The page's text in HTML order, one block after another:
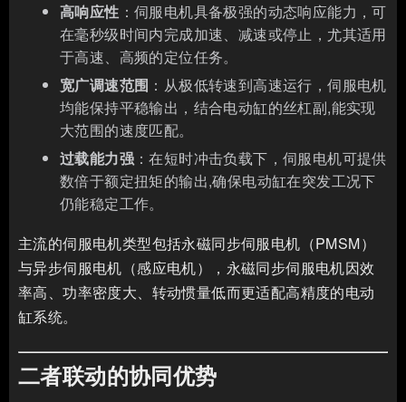
高响应性 ：伺服电机具备极强的动态响应能力，可
在毫秒级时间内完成加速、减速或停止，尤其适用
于高速、高频的定位任务。
宽广调速范围 ：从极低转速到高速运行，伺服电机
均能保持平稳输出，结合电动缸的丝杠副,能实现
大范围的速度匹配。
过载能力强 ：在短时冲击负载下，伺服电机可提供
数倍于额定扭矩的输出,确保电动缸在突发工况下
仍能稳定工作。
主流的伺服电机类型包括永磁同步伺服电机（PMSM）
与异步伺服电机（感应电机），永磁同步伺服电机因效
率高、功率密度大、转动惯量低而更适配高精度的电动
缸系统。
二者联动的协同优势